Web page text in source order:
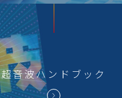
超音波ハンドブック